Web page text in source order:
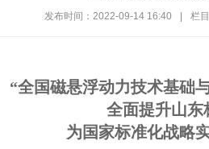
发布时间：2022-09-14 16:40 栏
“全国磁悬浮动力技术基础
全面提升山东
为国家标准化战略